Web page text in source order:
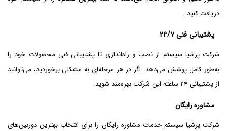
دریافت کنید.
پشتیبانی فنی ۲۴/۷
شرکت پرشیا سیستم از نصب و راه‌اندازی تا پشتیبانی فنی محصولات خود را
به‌طور کامل پوشش می‌دهد. اگر در هر مرحله‌ای به مشکلی برخوردید، می‌توانید
از پشتیبانی ۲۴ ساعته این شرکت بهره‌مند شوید.
مشاوره رایگان
شرکت پرشیا سیستم خدمات مشاوره رایگان را برای انتخاب بهترین دوربین‌های